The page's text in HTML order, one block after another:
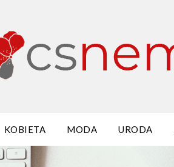
KOBIETA MODA URODA